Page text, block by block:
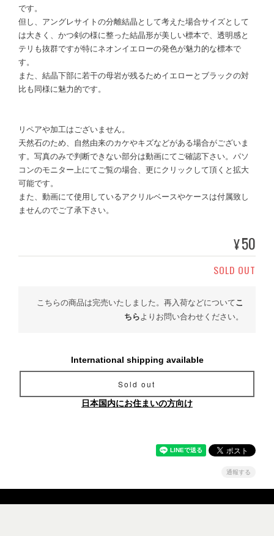
です。
但し、アングレサイトの分離結晶として考えた場合サイズとして
は大きく、かつ剣の様に整った結晶形が美しい標本で、透明感と
テリも抜群ですが特にネオンイエローの発色が魅力的な標本で
す。
また、結晶下部に若干の母岩が残るためイエローとブラックの対
比も同様に魅力的です。
リペアや加工はございません。
天然石のため、自然由来のカケやキズなどがある場合がございま
す。写真のみで判断できない部分は動画にてご確認下さい。パソ
コンのモニター上にてご覧の場合、更にクリックして頂くと拡大
可能です。
また、動画にて使用しているアクリルベースやケースは付属致し
ませんのでご了承下さい。
¥50
SOLD OUT
こちらの商品は完売いたしました。再入荷などについてこ
ちらよりお問い合わせください。
International shipping available
Sold out
日本国内にお住まいの方向け
通報する